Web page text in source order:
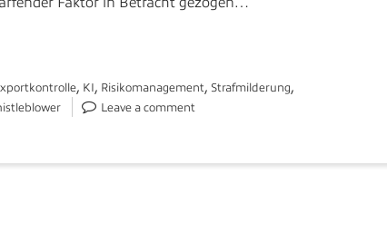
, KI, Risikomanagement, Strafmilderung,
Leave a comment